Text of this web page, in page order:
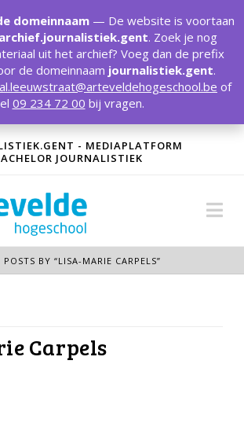
- MEDIAPLATFORM
JOURNALISTIEK
POSTS BY “LISA-MARIE CARPELS”
Carpels
domeinnaam — De website is voortaan
archief.journalistiek.gent. Zoek je nog
uit het archief? Voeg dan de prefix
de domeinnaam journalistiek.gent.
of
09 234 72 00 bij vragen.